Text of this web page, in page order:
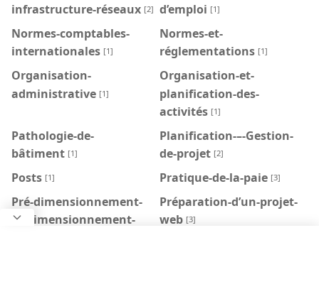
infrastructure-réseaux [2] d’emploi [1]
Normes-comptables-
internationales [1]
Normes-et-
réglementations [1]
Organisation-
administrative [1]
Organisation-et-
planification-des-
activités [1]
Pathologie-de-
bâtiment [1]
Planification-–-Gestion-
de-projet [2]
Posts [1] Pratique-de-la-paie [3]
Pré-dimensionnement-
et-dimensionnement-
Préparation-d’un-projet-
web [3]